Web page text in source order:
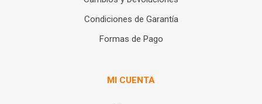
Condiciones de Garantía
Formas de Pago
MI CUENTA